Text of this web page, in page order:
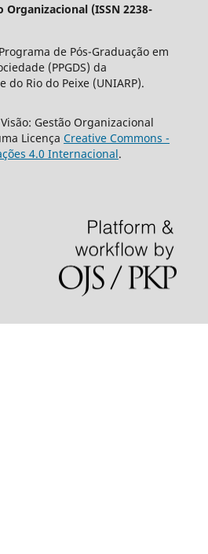
Organizacional (ISSN 2238-
de Pós-Graduação em
(PPGDS) da
do Rio do Peixe (UNIARP).
Gestão Organizacional
Licença Creative Commons -
4.0 Internacional.